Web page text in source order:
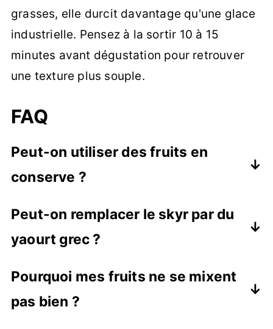
grasses, elle durcit davantage qu'une glace
industrielle. Pensez à la sortir 10 à 15
minutes avant dégustation pour retrouver
une texture plus souple.
FAQ
Peut-on utiliser des fruits en
conserve ?
qu'au sirop pour éviter un résultat trop
sucré. Égouttez-les bien avant de les
Peut-on remplacer le skyr par du
yaourt grec ?
donnera un résultat très similaire,
légèrement plus riche en matières
Pourquoi mes fruits ne se mixent
pas bien ?